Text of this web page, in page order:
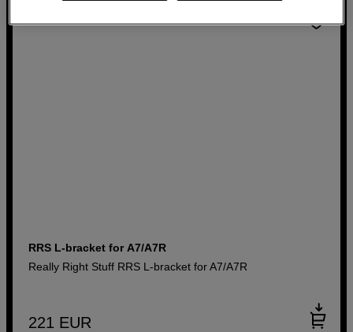
RRS L-bracket for A7/A7R
Really Right Stuff RRS L-bracket for A7/A7R
221 EUR